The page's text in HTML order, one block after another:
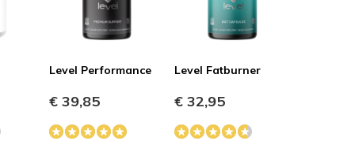
DurchMandy van P - 11-12-2022 16:08
goed voor mij. Voel me ook een stuk beter in
Level Performance
€ 39,85
Level Fatburner
€ 32,95